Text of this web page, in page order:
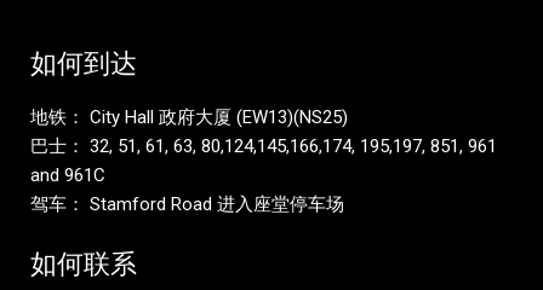
如何到达
地铁： City Hall 政府大厦 (EW13)(NS25)
巴士： 32, 51, 61, 63, 80,124,145,166,174, 195,197, 851, 961
and 961C
驾车： Stamford Road 进入座堂停车场
如何联系